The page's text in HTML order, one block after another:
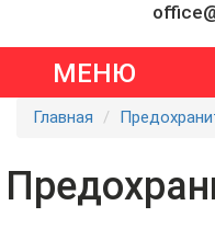
МЕНЮ
Главная